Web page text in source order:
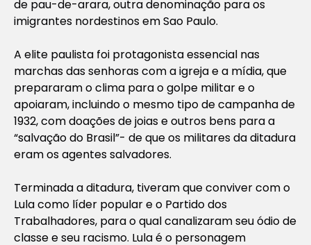
de pau-de-arara, outra denominação para os
imigrantes nordestinos em Sao Paulo.
A elite paulista foi protagonista essencial nas
marchas das senhoras com a igreja e a mídia, que
prepararam o clima para o golpe militar e o
apoiaram, incluindo o mesmo tipo de campanha de
1932, com doações de joias e outros bens para a
“salvação do Brasil”- de que os militares da ditadura
eram os agentes salvadores.
Terminada a ditadura, tiveram que conviver com o
Lula como líder popular e o Partido dos
Trabalhadores, para o qual canalizaram seu ódio de
classe e seu racismo. Lula é o personagem